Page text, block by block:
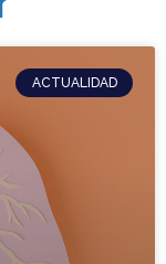
ACTUALIDAD